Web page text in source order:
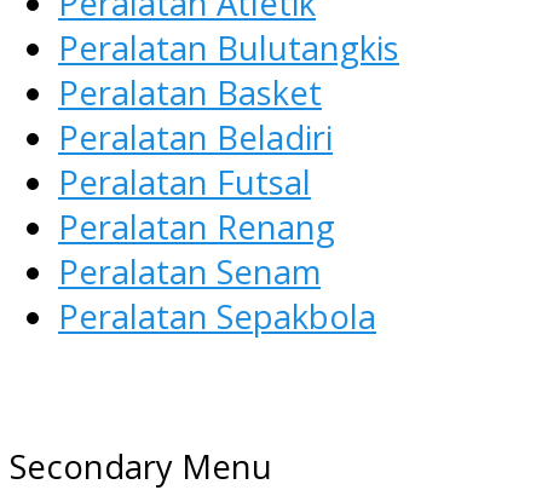
Peralatan Bulutangkis
Peralatan Basket
Peralatan Beladiri
Peralatan Futsal
Peralatan Renang
Peralatan Senam
Peralatan Sepakbola
AGEN ALAT OLAHRAGA
Menyediakan Alat Olahraga
Secondary Menu